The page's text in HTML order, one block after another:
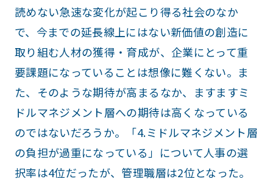
読めない急速な変化が起こり得る社会のなか
で、今までの延長線上にはない新価値の創造に
取り組む人材の獲得・育成が、企業にとって重
要課題になっていることは想像に難くない。ま
た、そのような期待が高まるなか、ますますミ
ドルマネジメント層への期待は高くなっている
のではないだろうか。「4.ミドルマネジメント層
の負担が過重になっている」について人事の選
択率は4位だったが、管理職層は2位となった。